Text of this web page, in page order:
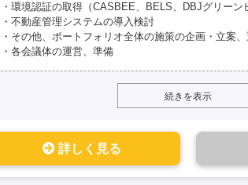
・環境認証の取得（CASBEE、BELS、DBJグリーン
・不動産管理システムの導入検討
・その他、ポートフォリオ全体の施策の企画・立案
・各会議体の運営、準備
続きを表示
詳しく見る